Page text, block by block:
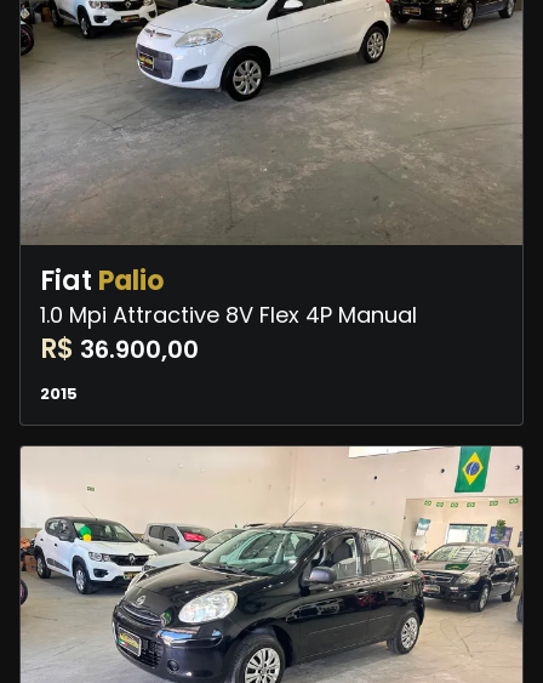
Fiat Palio
1.0 Mpi Attractive 8V Flex 4P Manual
R$ 36.900,00
2015